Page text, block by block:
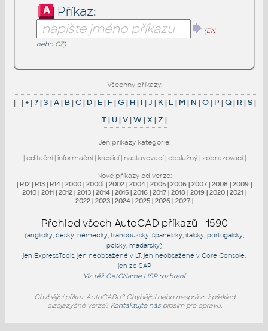
Příkaz:
(EN
nebo CZ)
Všechny příkazy:
|- |+|?|3 |A| B|C| D| E| F |G| H| I |J | K| L | M | N |O| P |Q| R |S|
T| U|V|W|X |Z |
Jen příkazy kategorie:
| editační| informační| kreslicí| nastavovací| obslužný| zobrazovací|
Nové příkazy od verze:
| R12 | R13 | R14 | 2000 | 2000i | 2002 | 2004 | 2005 | 2006 | 2007 | 2008 | 2009 |
2010 | 2011 | 2012 | 2013 | 2014 | 2015 | 2016 | 2017 | 2018 | 2019 | 2020 | 2021 |
2022 | 2023 | 2024 | 2025 | 2026 | 2027 |
Přehled všech AutoCAD příkazů - 1590
(anglicky, česky, německy, francouzsky, španělsky, italsky, portugalsky,
polsky, maďarsky)
jen ExpressTools, jen neobsažené v LT, jen neobsažené v Core Console,
jen ze SAP
Viz též GetCNameLISP rozhraní.
Chybějící příkaz AutoCADu? Chybějící nebo nesprávný překlad
cizojazyčné verze? Kontaktujte násprosím pro opravu.